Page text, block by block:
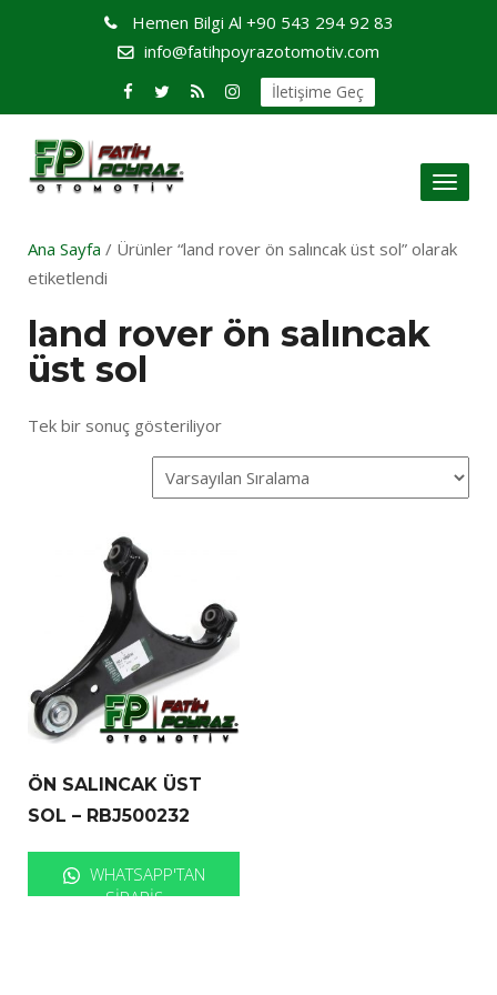
Hemen Bilgi Al +90 543 294 92 83
info@fatihpoyrazotomotiv.com
İletişime Geç
Toggle
Ana Sayfa / Ürünler “land rover ön salıncak üst sol” olarak
etiketlendi
land rover ön salıncak
üst sol
Tek bir sonuç gösteriliyor
ÖN SALINCAK ÜST
SOL – RBJ500232
WHATSAPP'TAN
SIPARIŞ